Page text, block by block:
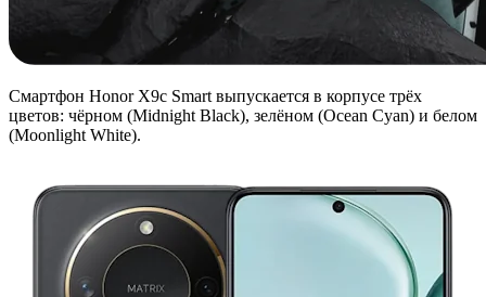
Смартфон Honor X9c Smart выпускается в корпусе трёх
цветов: чёрном (Midnight Black), зелёном (Ocean Cyan) и белом
(Moonlight White).